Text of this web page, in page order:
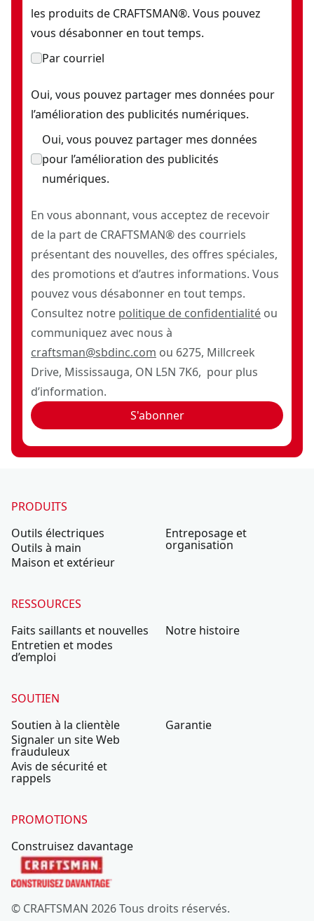
les produits de CRAFTSMAN®. Vous pouvez
vous désabonner en tout temps.
Par courriel
Oui, vous pouvez partager mes données pour
l’amélioration des publicités numériques.
Oui, vous pouvez partager mes données
pour l’amélioration des publicités
numériques.
En vous abonnant, vous acceptez de recevoir
de la part de CRAFTSMAN® des courriels
présentant des nouvelles, des offres spéciales,
des promotions et d’autres informations. Vous
pouvez vous désabonner en tout temps.
Consultez notre politique de confidentialité ou
communiquez avec nous à
craftsman@sbdinc.com ou 6275, Millcreek
Drive, Mississauga, ON L5N 7K6, pour plus
d’information.
S'abonner
PRODUITS
Outils électriques
Outils à main
Maison et extérieur
Entreposage et
organisation
RESSOURCES
Faits saillants et nouvelles
Entretien et modes
d’emploi
Notre histoire
SOUTIEN
Soutien à la clientèle
Signaler un site Web
frauduleux
Avis de sécurité et
rappels
Garantie
PROMOTIONS
Construisez davantage
© CRAFTSMAN 2026 Tous droits réservés.